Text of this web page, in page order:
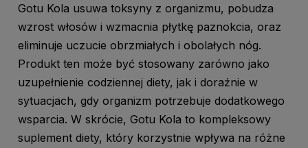
Gotu Kola usuwa toksyny z organizmu, pobudza
wzrost włosów i wzmacnia płytkę paznokcia, oraz
eliminuje uczucie obrzmiałych i obolałych nóg.
Produkt ten może być stosowany zarówno jako
uzupełnienie codziennej diety, jak i doraźnie w
sytuacjach, gdy organizm potrzebuje dodatkowego
wsparcia. W skrócie, Gotu Kola to kompleksowy
suplement diety, który korzystnie wpływa na różne